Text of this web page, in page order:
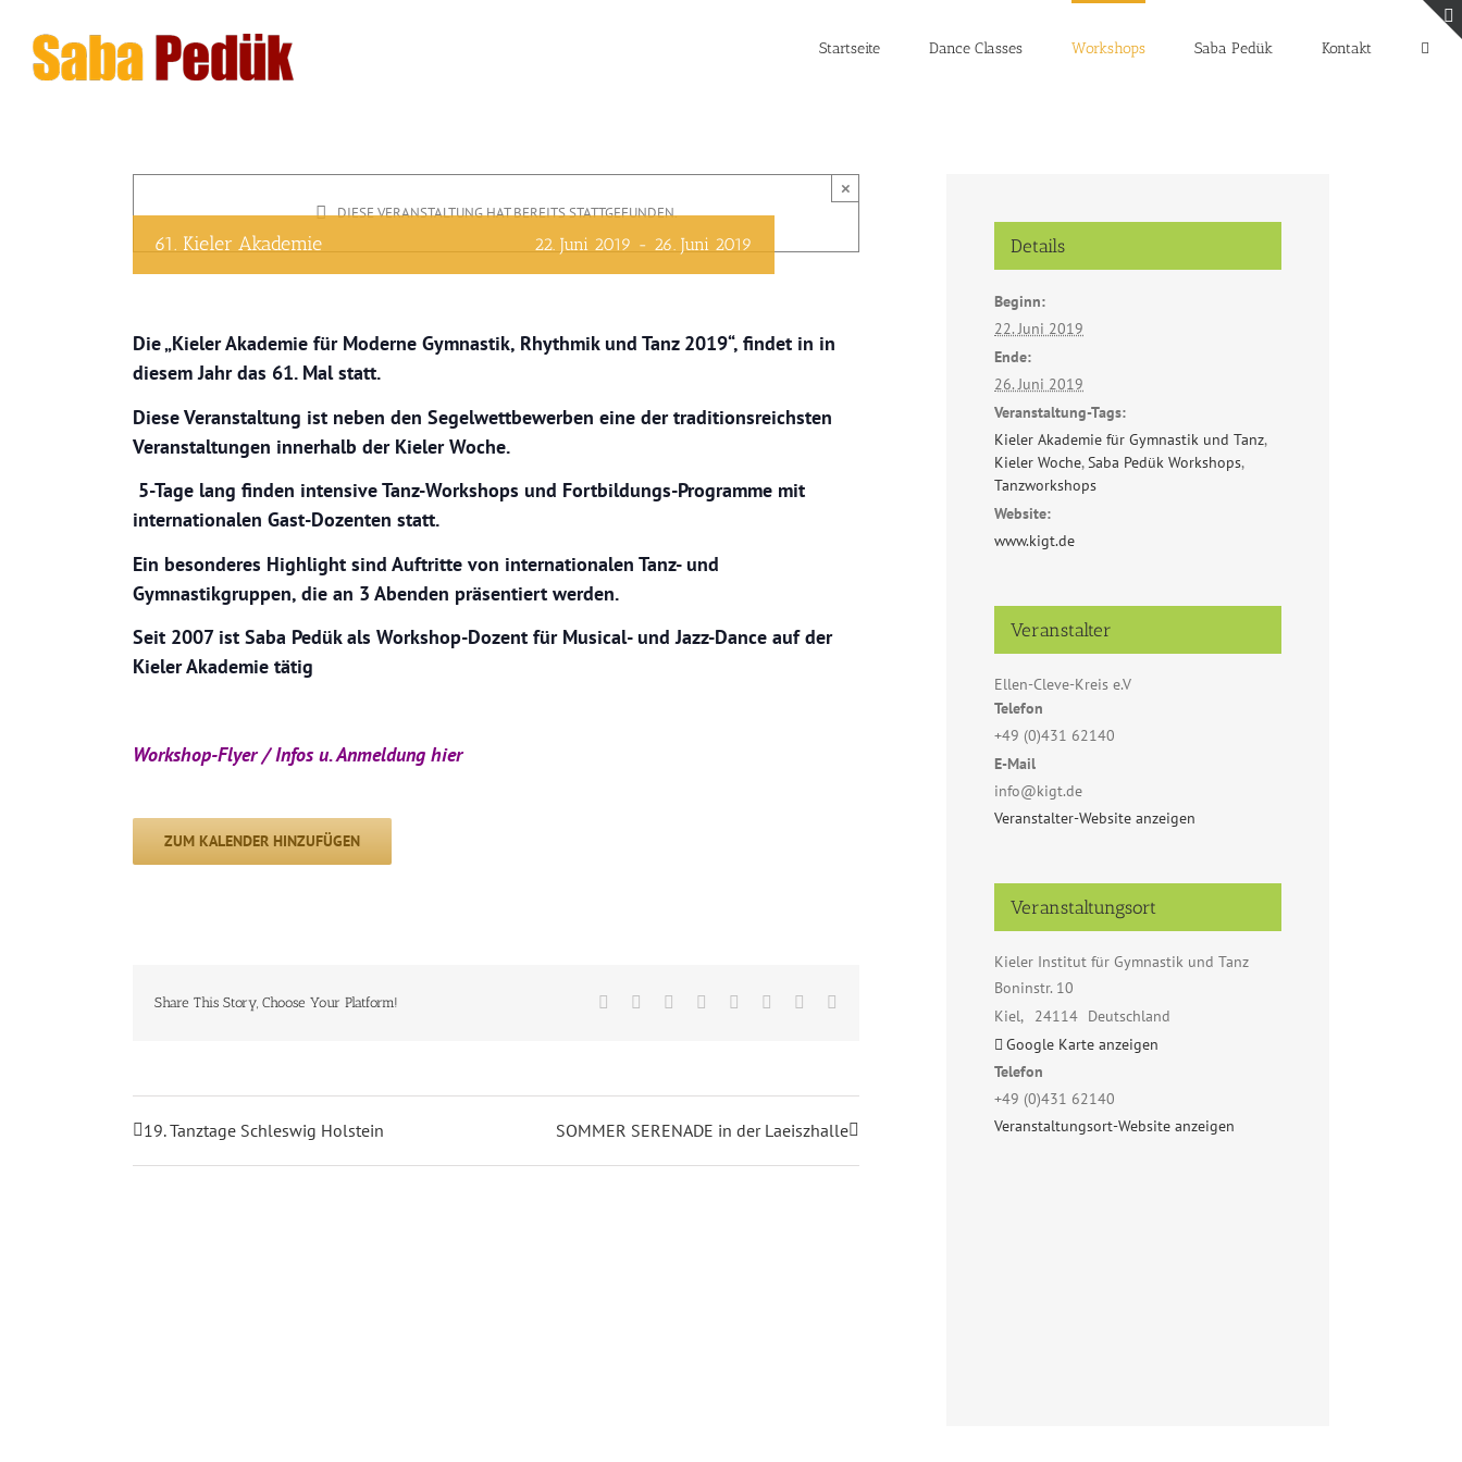
springen
Startseite Dance Classes Workshops Saba Pedük Kontakt
DIESE VERANSTALTUNG HAT BEREITS STATTGEFUNDEN.
×
61. Kieler Akademie 22. Juni 2019 - 26. Juni 2019
Die „Kieler Akademie für Moderne Gymnastik, Rhythmik und Tanz 2019“, findet in in
diesem Jahr das 61. Mal statt.
Diese Veranstaltung ist neben den Segelwettbewerben eine der traditionsreichsten
Veranstaltungen innerhalb der Kieler Woche.
5-Tage lang finden intensive Tanz-Workshops und Fortbildungs-Programme mit
internationalen Gast-Dozenten statt.
Ein besonderes Highlight sind Auftritte von internationalen Tanz- und
Gymnastikgruppen, die an 3 Abenden präsentiert werden.
Seit 2007 ist Saba Pedük als Workshop-Dozent für Musical- und Jazz-Dance auf der
Kieler Akademie tätig
Workshop-Flyer / Infos u. Anmeldung hier
ZUM KALENDER HINZUFÜGEN
Share This Story, Choose Your Platform! Facebook Reddit LinkedIn
TumblrPinterest
19. Tanztage Schleswig Holstein SOMMER SERENADE in der Laeiszhalle
Details
Beginn:
22. Juni 2019
Ende:
26. Juni 2019
Veranstaltung-Tags:
Kieler Akademie für Gymnastik und Tanz,
Kieler Woche,Saba Pedük Workshops,
Tanzworkshops
Website:
www.kigt.de
Veranstalter
Ellen-Cleve-Kreis e.V
Telefon
+49 (0)431 62140
E-Mail
info@kigt.de
Veranstalter-Website anzeigen
Veranstaltungsort
Kieler Institut für Gymnastik und Tanz
Boninstr. 10
Kiel, 24114 Deutschland
Google Karte anzeigen
Telefon
+49 (0)431 62140
Veranstaltungsort-Website anzeigen